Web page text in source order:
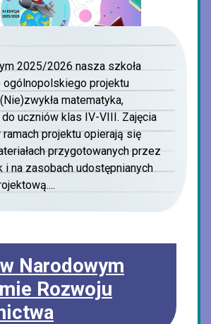
2025/2026 nasza szkoła
ogólnopolskiego projektu
matematyka,
uczniów klas IV-VIII. Zajęcia
projektu opierają się
przygotowanych przez
i na zasobach udostępnianych
Narodowym
Rozwoju